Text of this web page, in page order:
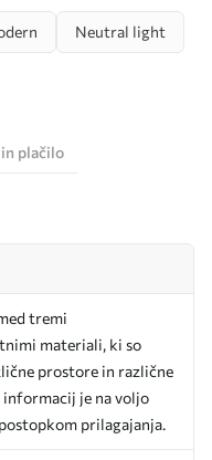
Neutral light
plačilo
tremi
materiali, ki so
prostore in različne
informacij je na voljo
prilagajanja.